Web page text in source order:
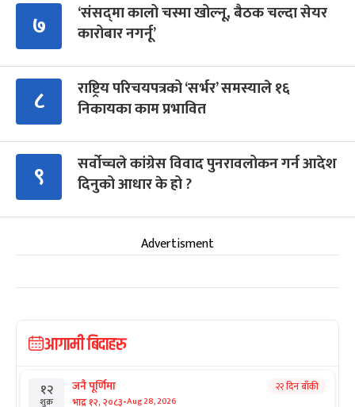
७
‘संसद्‍मा कालो चस्मा खोल्नू, बैठक चल्दा सेयर
कारोबार नगर्नू’
८
राष्ट्रिय परिचयपत्रको ‘सर्भर’ समस्याले १६
निकायका काम प्रभावित
९
सर्वोच्चले कांग्रेस विवाद पुनरावलोकन गर्न आदेश
दिनुको आधार के हो ?
Advertisment
आगामी बिदाहरु
१२
शुक्र
जनै पूर्णिमा
भाद्र १२, २०८३-Aug 28, 2026
२२ दिन बाँकी